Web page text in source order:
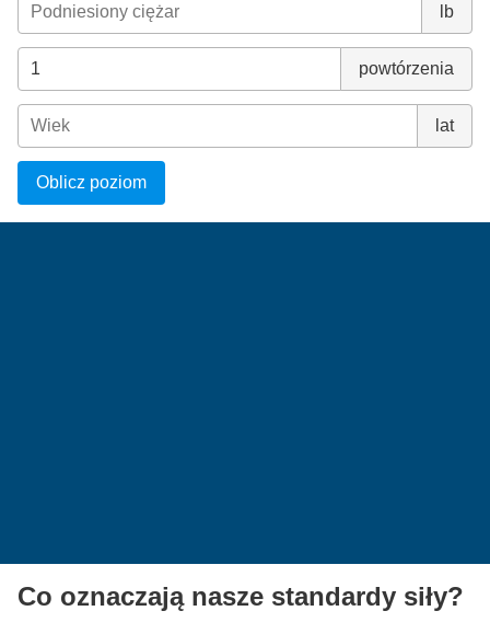
lb
powtórzenia
lat
Oblicz poziom
Co oznaczają nasze standardy siły?